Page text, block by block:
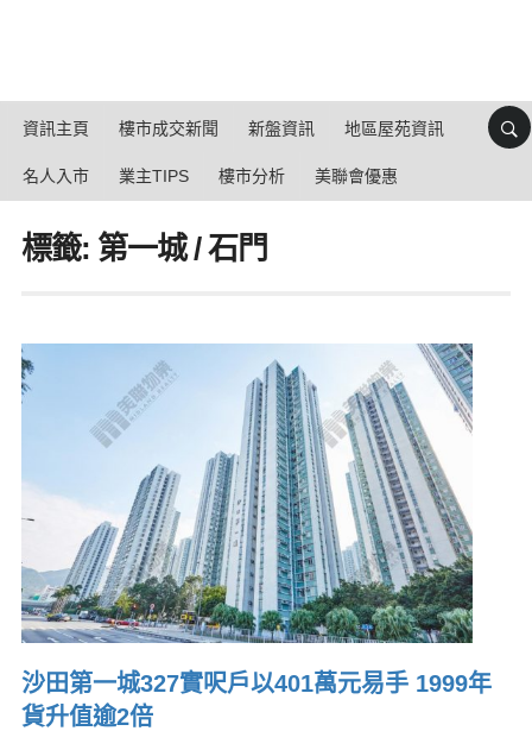
資訊主頁 樓市成交新聞 新盤資訊 地區屋苑資訊
名人入市 業主TIPS 樓市分析 美聯會優惠
標籤: 第一城 / 石門
沙田第一城327實呎戶以401萬元易手 1999年
貨升值逾2倍